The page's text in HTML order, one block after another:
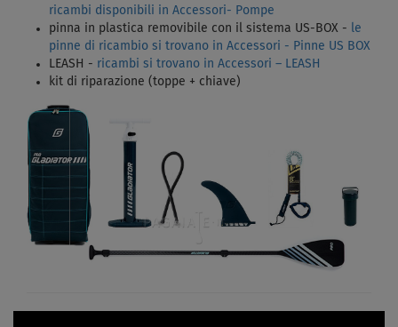
ricambi disponibili in Accessori- Pompe
pinna in plastica removibile con il sistema US-BOX - le
pinne di ricambio si trovano in Accessori - Pinne US BOX
LEASH - ricambi si trovano in Accessori – LEASH
kit di riparazione (toppe + chiave)